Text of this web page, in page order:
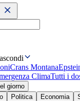
Crans Montana
ClimaTutti i
giorno
Politica Economia